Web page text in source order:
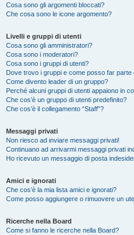
Cosa sono gli argomenti bloccati?
Che cosa sono le icone argomento?
Livelli e gruppi di utenti
Cosa sono gli amministratori?
Cosa sono i moderatori?
Cosa sono i gruppi di utenti?
Dove trovo i gruppi e come posso far parte
Come divento leader di un gruppo?
Perché alcuni gruppi di utenti appaiono in
Che cos’è un gruppo di utenti predefinito?
Che cos’è il collegamento “Staff”?
Messaggi privati
Non riesco ad inviare messaggi privati!
Continuano ad arrivarmi messaggi privati
Ho ricevuto un messaggio di posta
Amici e ignorati
Che cos’è la mia lista amici e ignorati?
Come posso aggiungere o rimuovere un
Ricerche nella Board
Come si fanno le ricerche nella Board?